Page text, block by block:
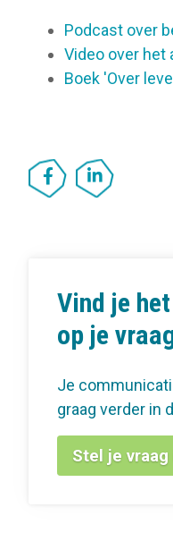
Podcast over
Video over het
Boek 'Over
Vind je
op je
Je
graag verder in
Stel je